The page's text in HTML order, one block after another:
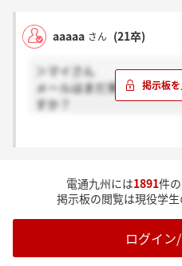
aaaaa さん (21卒)
＞マイさん
メールはまだ来てません
すか？
電通九州には1891件
掲示板の閲覧は現役学生
ログイ